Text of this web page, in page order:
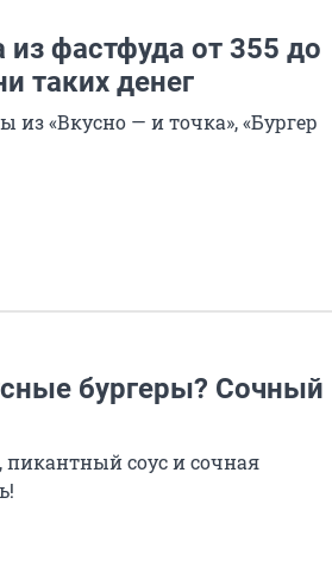
фастфуда от 355 до
таких денег
из «Вкусно — и точка», «Бургер
бургеры? Сочный
соус и сочная